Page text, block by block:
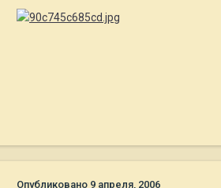
Опубликовано 9 апреля, 2006